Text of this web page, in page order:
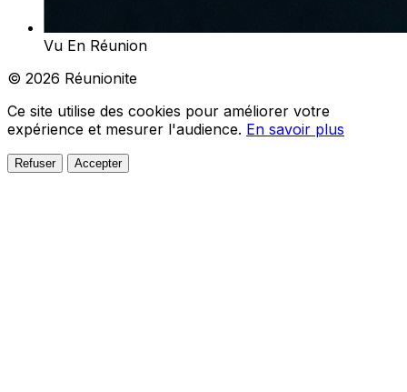
Vu En Réunion
© 2026 Réunionite
Ce site utilise des cookies pour améliorer votre
expérience et mesurer l'audience. En savoir plus
Refuser Accepter